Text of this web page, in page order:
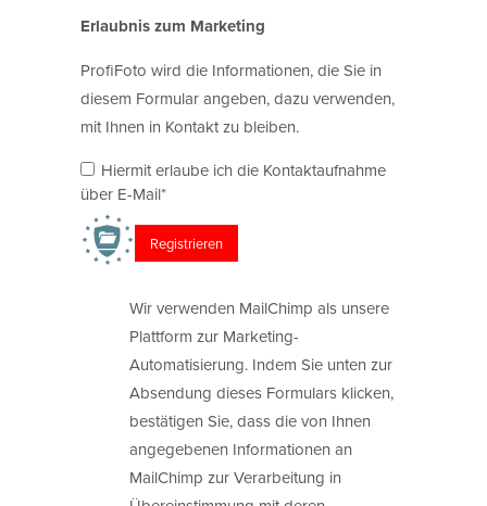
Erlaubnis zum Marketing
ProfiFoto wird die Informationen, die Sie in
diesem Formular angeben, dazu verwenden,
mit Ihnen in Kontakt zu bleiben.
Hiermit erlaube ich die Kontaktaufnahme
über E-Mail*
Wir verwenden MailChimp als unsere
Plattform zur Marketing-
Automatisierung. Indem Sie unten zur
Absendung dieses Formulars klicken,
bestätigen Sie, dass die von Ihnen
angegebenen Informationen an
MailChimp zur Verarbeitung in